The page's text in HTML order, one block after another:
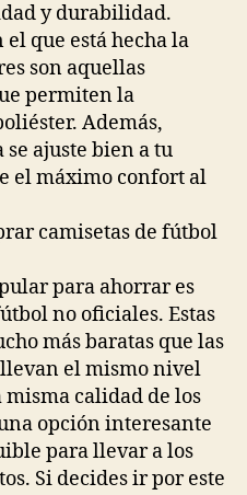
y durabilidad.
que está hecha la
son aquellas
permiten la
Además,
se ajuste bien a tu
el máximo confort al
camisetas de fútbol
para ahorrar es
no oficiales. Estas
más baratas que las
el mismo nivel
calidad de los
opción interesante
para llevar a los
Si decides ir por este